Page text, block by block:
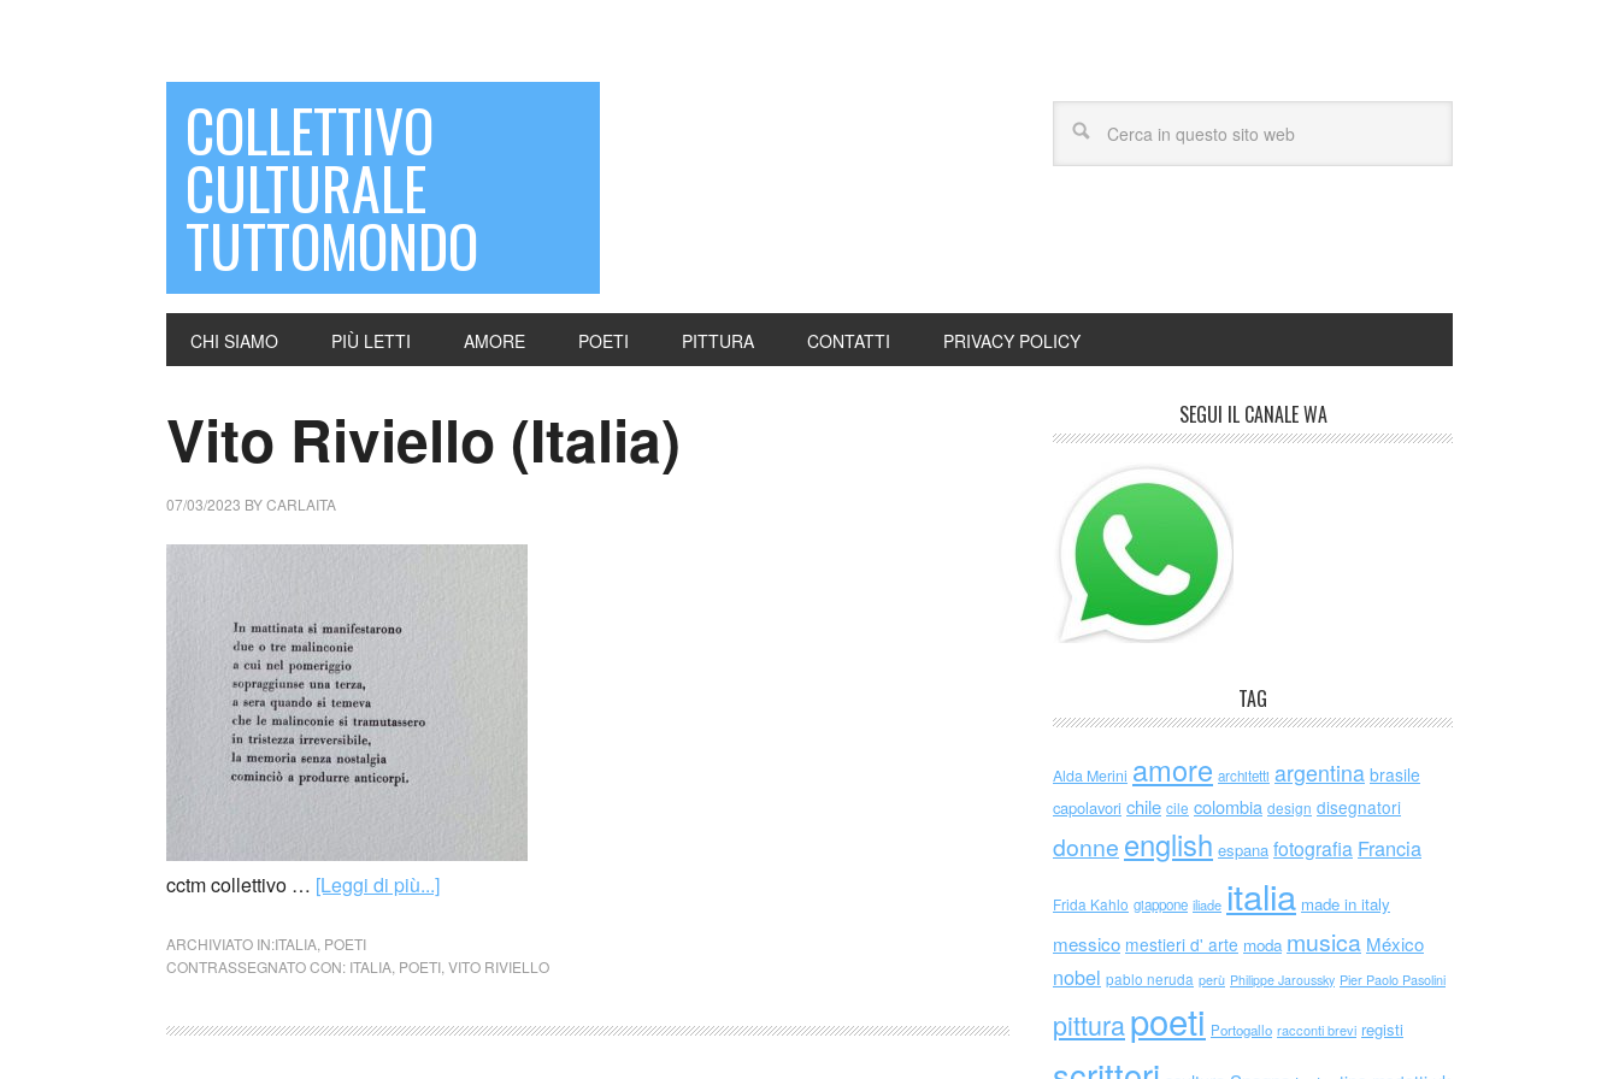
COLLETTIVO
CULTURALE
TUTTOMONDO
CHI SIAMO PIÙ LETTI AMORE POETI PITTURA CONTATTI PRIVACY POLICY
Vito Riviello (Italia)
07/03/2023 BYCARLAITA
cctm collettivo … [Leggi di più...]
ARCHIVIATO IN:ITALIA POETI
CONTRASSEGNATO CON: ITALIA POETI VITO RIVIELLO
SEGUI IL CANALE WA
TAG
Alda Merini amore architetti argentina brasile
capolavori chile cile colombia design disegnatori
donne english espana fotografia Francia
Frida Kahlo giappone iliade italia made in italy
messico mestieri d' arte moda musica México
nobel pablo neruda perù Philippe Jaroussky Pier Paolo Pasolini
pitturapoeti Portogallo racconti brevi registi